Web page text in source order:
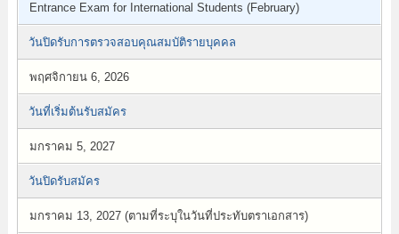
Entrance Exam for International Students (February)
วันปิดรับการตรวจสอบคุณสมบัติรายบุคคล
พฤศจิกายน 6, 2026
วันที่เริ่มต้นรับสมัคร
มกราคม 5, 2027
วันปิดรับสมัคร
มกราคม 13, 2027 (ตามที่ระบุในวันที่ประทับตราเอกสาร)